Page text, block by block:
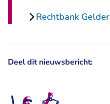
Rechtbank
Deel dit nieuwsbericht: